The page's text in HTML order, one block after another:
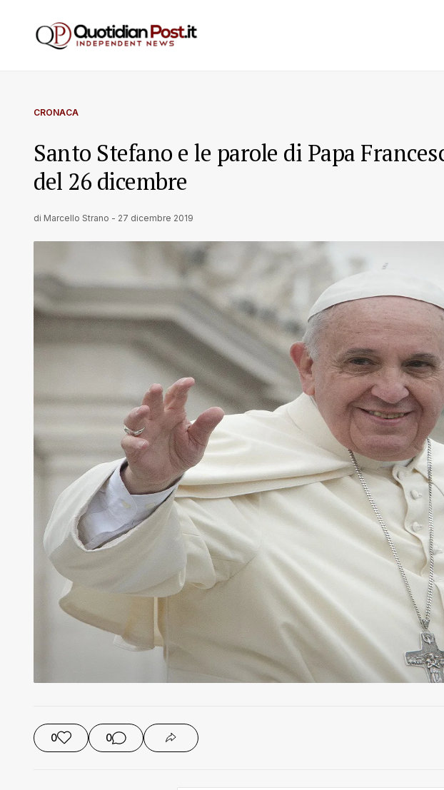
CRONACA
Santo Stefano e le parole di Papa
del 26 dicembre
di Marcello Strano - 27 dicembre 2019
0 0